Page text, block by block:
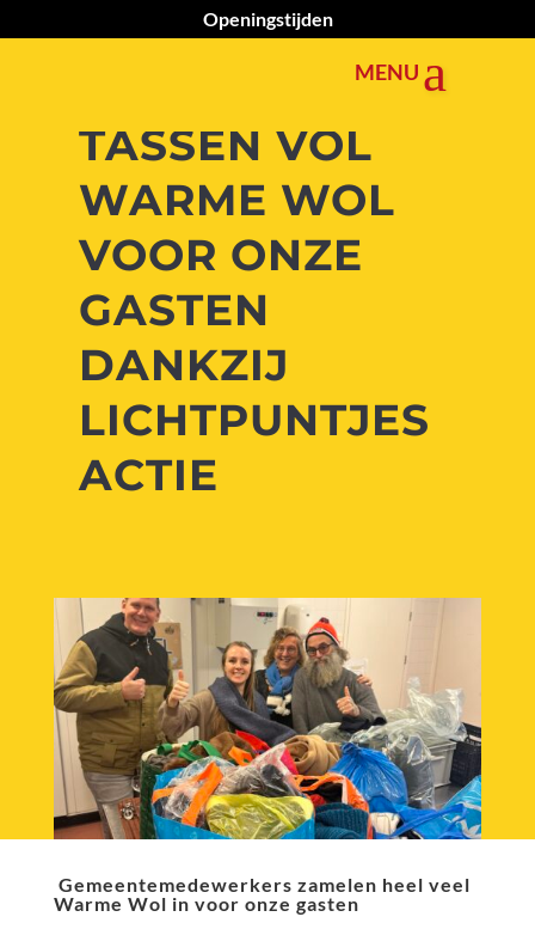
Openingstijden
TASSEN VOL
WARME WOL
VOOR ONZE
GASTEN
DANKZIJ
LICHTPUNTJES
ACTIE
Gemeentemedewerkers zamelen heel veel
Warme Wol in voor onze gasten